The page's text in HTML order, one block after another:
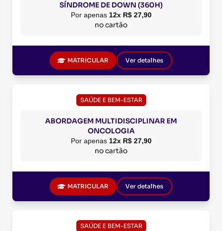
SÍNDROME DE DOWN (360H)
Por apenas 12x R$ 27,90
no cartão
MATRICULAR Ver detalhes
SAÚDE E BEM-ESTAR
ABORDAGEM MULTIDISCIPLINAR EM
ONCOLOGIA
Por apenas 12x R$ 27,90
no cartão
MATRICULAR Ver detalhes
SAÚDE E BEM-ESTAR